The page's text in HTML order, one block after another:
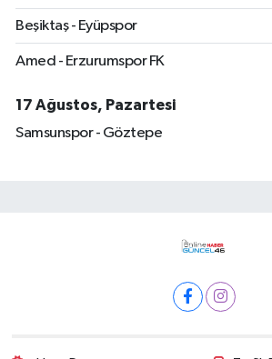
Beşiktaş - Eyüpspor
Amed - Erzurumspor FK
17 Ağustos, Pazartesi
Samsunspor - Göztepe